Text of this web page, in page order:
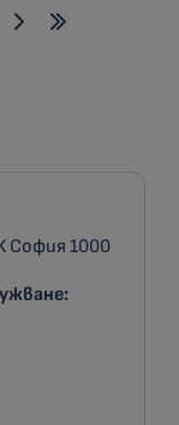
София 1000